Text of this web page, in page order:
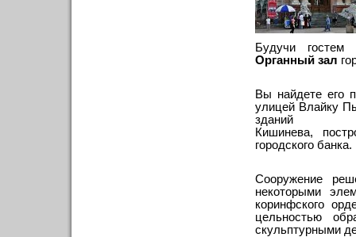
Будучи
Органный зал
Вы найдете его
улицей Влайку
зданий
Кишинева,
городского банка.
Сооружение
некоторыми
коринфского
цельностью
скульптурными